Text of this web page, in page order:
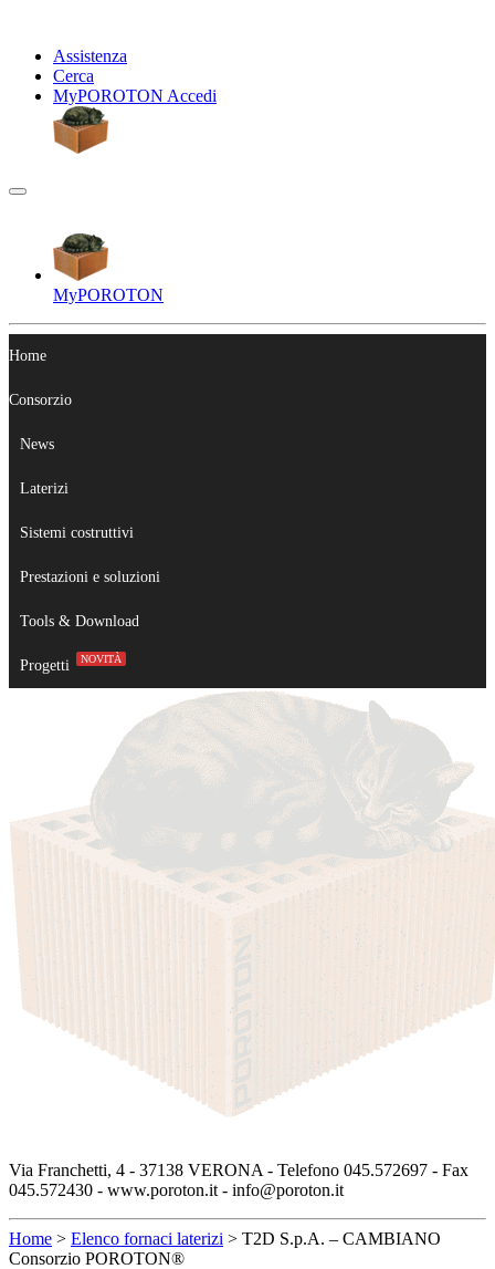
Assistenza
Cerca
MyPOROTON Accedi
MyPOROTON
Home
Consorzio
News
Laterizi
Sistemi costruttivi
Prestazioni e soluzioni
Tools & Download
Progetti NOVITÀ
Via Franchetti, 4 - 37138 VERONA - Telefono 045.572697 - Fax
045.572430 - www.poroton.it - info@poroton.it
Home > Elenco fornaci laterizi > T2D S.p.A. – CAMBIANO
Consorzio POROTON®